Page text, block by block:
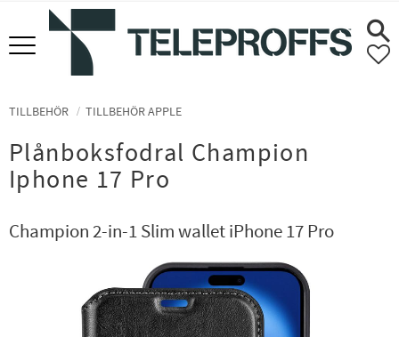
Meny
TILLBEHÖR TILLBEHÖR APPLE
Plånboksfodral Champion
Iphone 17 Pro
Champion 2-in-1 Slim wallet iPhone 17 Pro